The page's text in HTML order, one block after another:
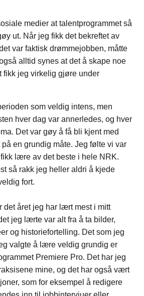
medier at talentprogrammet så
ut. Når jeg fikk det bekreftet av
var faktisk drømmejobben, måtte
alltid synes at det å skape noe
fikk jeg virkelig gjøre under
som veldig intens, men
hver dag var annerledes, og hver
Det var gøy å få bli kjent med
en grundig måte. Jeg følte vi var
lære av det beste i hele NRK.
så rakk jeg heller aldri å kjede
fort.
det året jeg har lært mest i mitt
jeg lærte var alt fra å ta bilder,
og historiefortelling. Det som jeg
valgte å lære veldig grundig er
Premiere Pro. Det har jeg
mine, og det har også vært
som for eksempel å redigere